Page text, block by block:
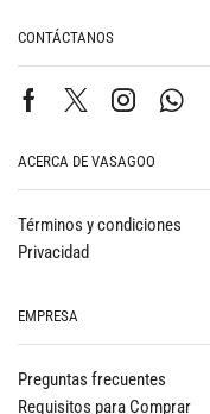
CONTÁCTANOS
ACERCA DE VASAGOO
Términos y condiciones
Privacidad
EMPRESA
Preguntas frecuentes
Requisitos para Comprar